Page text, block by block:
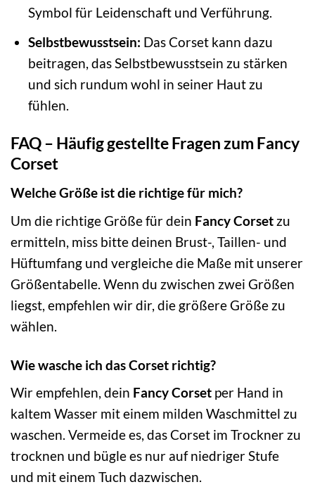
Symbol für Leidenschaft und Verführung.
Selbstbewusstsein: Das Corset kann dazu
beitragen, das Selbstbewusstsein zu stärken
und sich rundum wohl in seiner Haut zu
fühlen.
FAQ – Häufig gestellte Fragen zum Fancy
Corset
Welche Größe ist die richtige für mich?
Um die richtige Größe für dein Fancy Corset zu
ermitteln, miss bitte deinen Brust-, Taillen- und
Hüftumfang und vergleiche die Maße mit unserer
Größentabelle. Wenn du zwischen zwei Größen
liegst, empfehlen wir dir, die größere Größe zu
wählen.
Wie wasche ich das Corset richtig?
Wir empfehlen, dein Fancy Corset per Hand in
kaltem Wasser mit einem milden Waschmittel zu
waschen. Vermeide es, das Corset im Trockner zu
trocknen und bügle es nur auf niedriger Stufe
und mit einem Tuch dazwischen.